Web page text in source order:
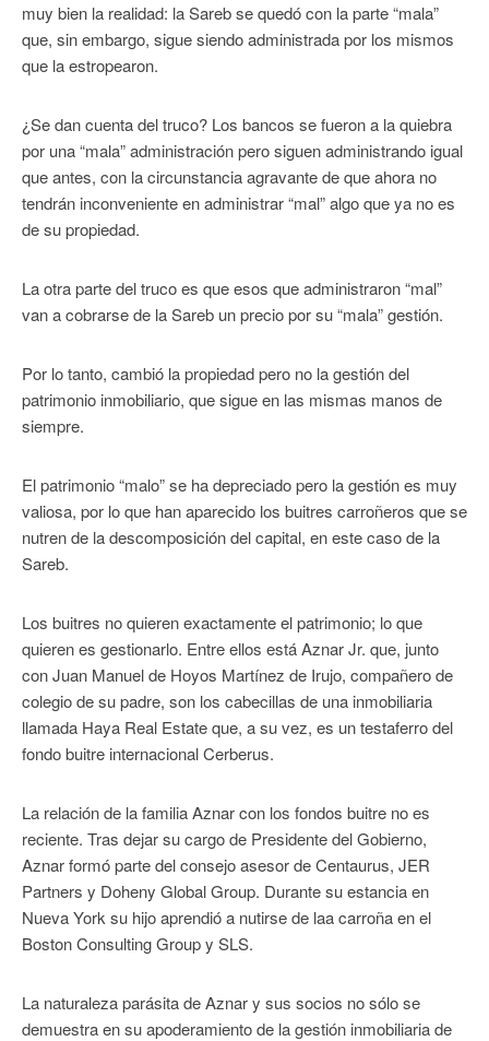
muy bien la realidad: la Sareb se quedó con la parte “mala”
que, sin embargo, sigue siendo administrada por los mismos
que la estropearon.
¿Se dan cuenta del truco? Los bancos se fueron a la quiebra
por una “mala” administración pero siguen administrando igual
que antes, con la circunstancia agravante de que ahora no
tendrán inconveniente en administrar “mal” algo que ya no es
de su propiedad.
La otra parte del truco es que esos que administraron “mal”
van a cobrarse de la Sareb un precio por su “mala” gestión.
Por lo tanto, cambió la propiedad pero no la gestión del
patrimonio inmobiliario, que sigue en las mismas manos de
siempre.
El patrimonio “malo” se ha depreciado pero la gestión es muy
valiosa, por lo que han aparecido los buitres carroñeros que se
nutren de la descomposición del capital, en este caso de la
Sareb.
Los buitres no quieren exactamente el patrimonio; lo que
quieren es gestionarlo. Entre ellos está Aznar Jr. que, junto
con Juan Manuel de Hoyos Martínez de Irujo, compañero de
colegio de su padre, son los cabecillas de una inmobiliaria
llamada Haya Real Estate que, a su vez, es un testaferro del
fondo buitre internacional Cerberus.
La relación de la familia Aznar con los fondos buitre no es
reciente. Tras dejar su cargo de Presidente del Gobierno,
Aznar formó parte del consejo asesor de Centaurus, JER
Partners y Doheny Global Group. Durante su estancia en
Nueva York su hijo aprendió a nutirse de laa carroña en el
Boston Consulting Group y SLS.
La naturaleza parásita de Aznar y sus socios no sólo se
demuestra en su apoderamiento de la gestión inmobiliaria de